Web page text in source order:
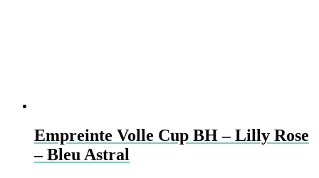
Empreinte Volle Cup BH – Lilly Rose
– Bleu Astral